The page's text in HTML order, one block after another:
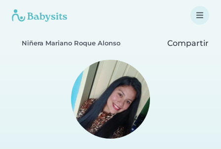
Niñera Mariano Roque Alonso Compartir